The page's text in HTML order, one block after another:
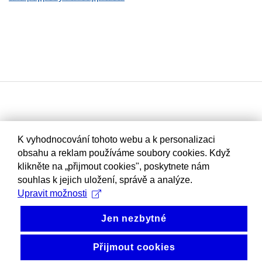
K vyhodnocování tohoto webu a k personalizaci
obsahu a reklam používáme soubory cookies. Když
klikněte na „přijmout cookies", poskytnete nám
souhlas k jejich uložení, správě a analýze.
Upravit možnosti
Jen nezbytné
Přijmout cookies